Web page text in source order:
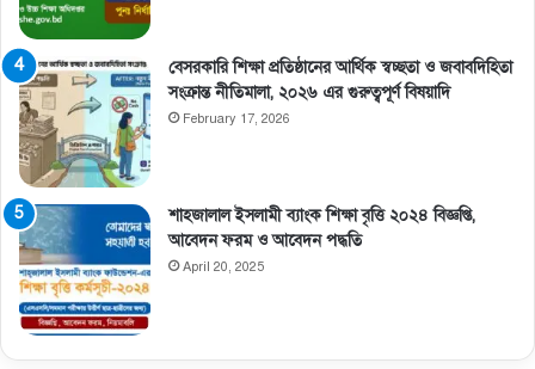
বেসরকারি শিক্ষা প্রতিষ্ঠানের আর্থিক স্বচ্ছতা ও জবাবদিহিতা
সংক্রান্ত নীতিমালা, ২০২৬ এর গুরুত্বপূর্ণ বিষয়াদি
February 17, 2026
শাহজালাল ইসলামী ব্যাংক শিক্ষা বৃত্তি ২০২৪ বিজ্ঞপ্তি,
আবেদন ফরম ও আবেদন পদ্ধতি
April 20, 2025